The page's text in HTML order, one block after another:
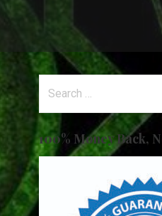
Search
100% Money Back,